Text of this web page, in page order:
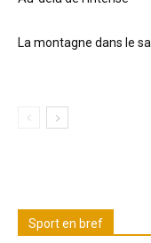
La montagne dans le
Sport en bref